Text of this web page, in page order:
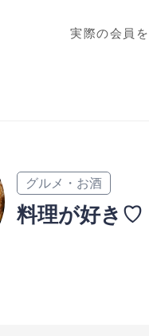
実際の会員
グルメ・お酒
料理が好き♡